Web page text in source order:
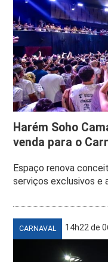
Harém Soho
venda para o
Espaço renova
serviços exclusivos e
CARNAVAL 14h22 de